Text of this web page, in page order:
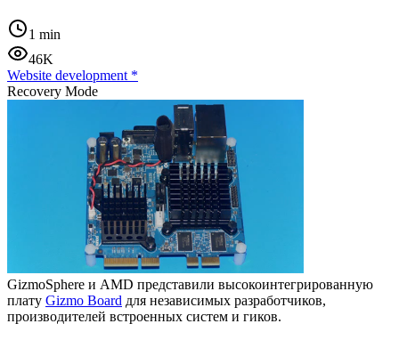
1 min
46K
Website development *
Recovery Mode
GizmoSphere и AMD представили высокоинтегрированную
плату Gizmo Board для независимых разработчиков,
производителей встроенных систем и гиков.